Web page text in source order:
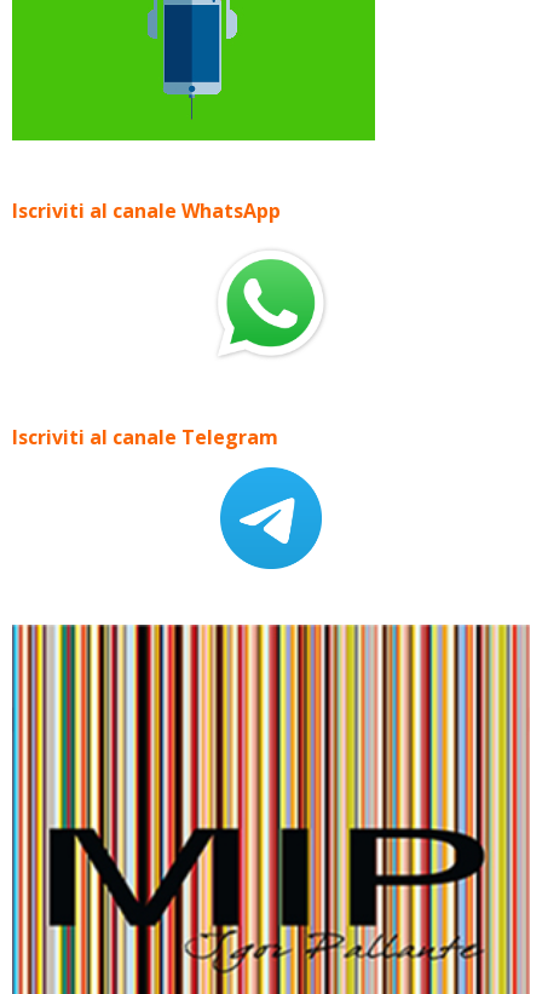
Iscriviti al canale WhatsApp
Iscriviti al canale Telegram